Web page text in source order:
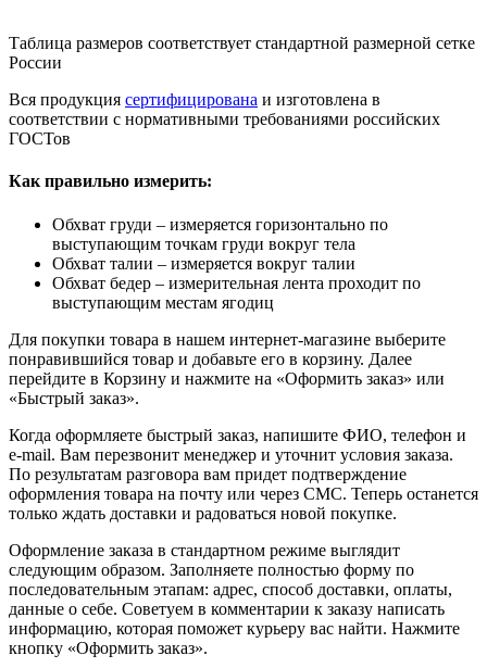
Таблица размеров соответствует стандартной размерной сетке
России
Вся продукция сертифицирована и изготовлена в
соответствии с нормативными требованиями российских
ГОСТов
Как правильно измерить:
Обхват груди – измеряется горизонтально по
выступающим точкам груди вокруг тела
Обхват талии – измеряется вокруг талии
Обхват бедер – измерительная лента проходит по
выступающим местам ягодиц
Для покупки товара в нашем интернет-магазине выберите
понравившийся товар и добавьте его в корзину. Далее
перейдите в Корзину и нажмите на «Оформить заказ» или
«Быстрый заказ».
Когда оформляете быстрый заказ, напишите ФИО, телефон и
e-mail. Вам перезвонит менеджер и уточнит условия заказа.
По результатам разговора вам придет подтверждение
оформления товара на почту или через СМС. Теперь останется
только ждать доставки и радоваться новой покупке.
Оформление заказа в стандартном режиме выглядит
следующим образом. Заполняете полностью форму по
последовательным этапам: адрес, способ доставки, оплаты,
данные о себе. Советуем в комментарии к заказу написать
информацию, которая поможет курьеру вас найти. Нажмите
кнопку «Оформить заказ».